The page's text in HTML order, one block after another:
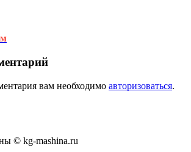
вам необходимо авторизоваться.
© kg-mashina.ru